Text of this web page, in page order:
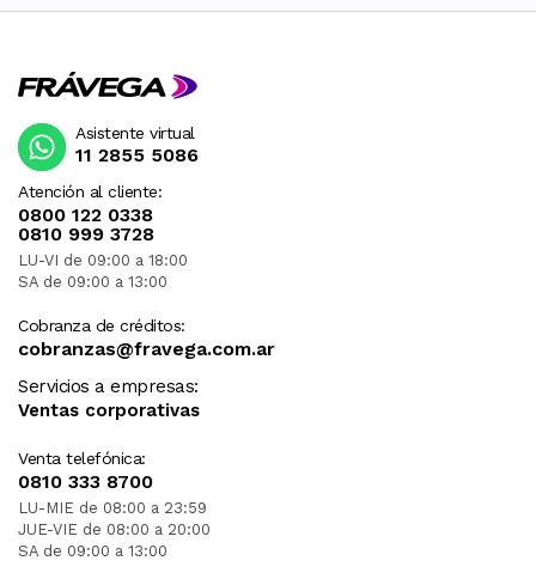
Atención al cliente:
0800 122 0338
0810 999 3728
LU-VI de 09:00 a 18:00
SA de 09:00 a 13:00
Cobranza de créditos:
cobranzas@fravega.com.ar
Servicios a empresas:
Ventas corporativas
Venta telefónica:
0810 333 8700
LU-MIE de 08:00 a 23:59
JUE-VIE de 08:00 a 20:00
SA de 09:00 a 13:00
Asistente virtual
11 2855 5086